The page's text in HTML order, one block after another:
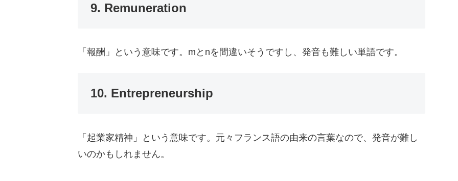
9. Remuneration
「報酬」という意味です。mとnを間違いそうですし、発音も難しい単語です。
10. Entrepreneurship
「起業家精神」という意味です。元々フランス語の由来の言葉なので、発音が難し
いのかもしれません。